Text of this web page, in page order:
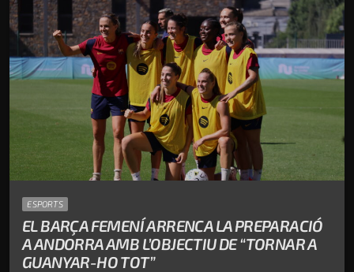
ESPORTS
EL BARÇA FEMENÍ ARRENCA LA PREPARACIÓ
A ANDORRA AMB L’OBJECTIU DE “TORNAR A
GUANYAR-HO TOT”